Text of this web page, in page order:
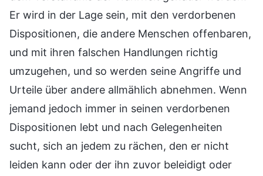
Er wird in der Lage sein, mit den verdorbenen
Dispositionen, die andere Menschen offenbaren,
und mit ihren falschen Handlungen richtig
umzugehen, und so werden seine Angriffe und
Urteile über andere allmählich abnehmen. Wenn
jemand jedoch immer in seinen verdorbenen
Dispositionen lebt und nach Gelegenheiten
sucht, sich an jedem zu rächen, den er nicht
leiden kann oder der ihn zuvor beleidigt oder